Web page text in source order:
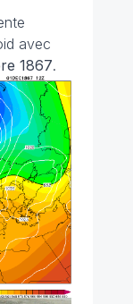
avec
1867.